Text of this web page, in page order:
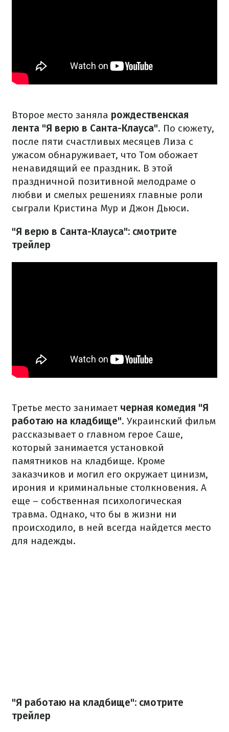
Второе место заняла рождественская
лента "Я верю в Санта-Клауса". По сюжету,
после пяти счастливых месяцев Лиза с
ужасом обнаруживает, что Том обожает
ненавидящий ее праздник. В этой
праздничной позитивной мелодраме о
любви и смелых решениях главные роли
сыграли Кристина Мур и Джон Дьюси.
"Я верю в Санта-Клауса": смотрите
трейлер
Третье место занимаетчерная комедия "Я
работаю на кладбище". Украинский фильм
рассказывает о главном герое Саше,
который занимается установкой
памятников на кладбище. Кроме
заказчиков и могил его окружает цинизм,
ирония и криминальные столкновения. А
еще – собственная психологическая
травма. Однако, что бы в жизни ни
происходило, в ней всегда найдется место
для надежды.
"Я работаю на кладбище": смотрите
трейлер